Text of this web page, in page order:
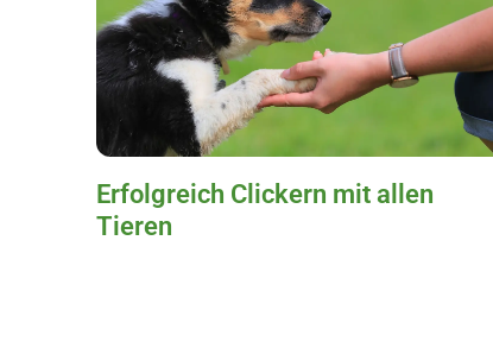
Erfolgreich Clickern mit allen
Tieren